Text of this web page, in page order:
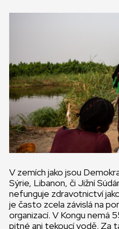
V zemích jako jsou
Sýrie, Libanon, či Jižní
nefunguje zdravotnictví
je často zcela závislá na
organizací. V Kongu nemá
pitné ani tekoucí vodě. Za